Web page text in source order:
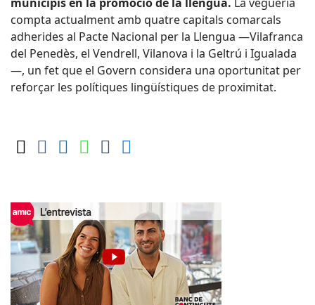
compta actualment amb quatre capitals comarcals
adherides al Pacte Nacional per la Llengua —Vilafranca
del Penedès, el Vendrell, Vilanova i la Geltrú i Igualada
—, un fet que el Govern considera una oportunitat per
reforçar les polítiques lingüístiques de proximitat.